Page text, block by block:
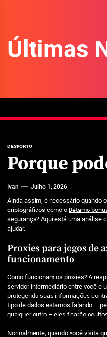
content
Últimas
DESPORTO
Porque
Ivan Julho 1, 2026
Ainda assim, é necessário quando
criptográficos como o Betamo
segurança? Aqui está uma análise
ajudar.
Proxies para jogos de
funcionamento
Como funcionam os proxies? A
servidor intermediário entre você e
protegendo suas informações
tipo de dados estamos falando –
qualquer outro – eles ficarão
Normalmente, quando você visita